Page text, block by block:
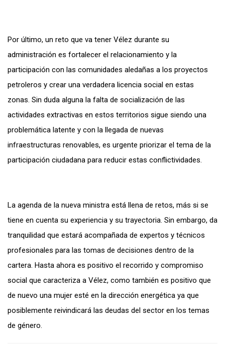
Por último, un reto que va tener Vélez durante su
administración es fortalecer el relacionamiento y la
participación con las comunidades aledañas a los proyectos
petroleros y crear una verdadera licencia social en estas
zonas. Sin duda alguna la falta de socialización de las
actividades extractivas en estos territorios sigue siendo una
problemática latente y con la llegada de nuevas
infraestructuras renovables, es urgente priorizar el tema de la
participación ciudadana para reducir estas conflictividades.
La agenda de la nueva ministra está llena de retos, más si se
tiene en cuenta su experiencia y su trayectoria. Sin embargo, da
tranquilidad que estará acompañada de expertos y técnicos
profesionales para las tomas de decisiones dentro de la
cartera. Hasta ahora es positivo el recorrido y compromiso
social que caracteriza a Vélez, como también es positivo que
de nuevo una mujer esté en la dirección energética ya que
posiblemente reivindicará las deudas del sector en los temas
de género.